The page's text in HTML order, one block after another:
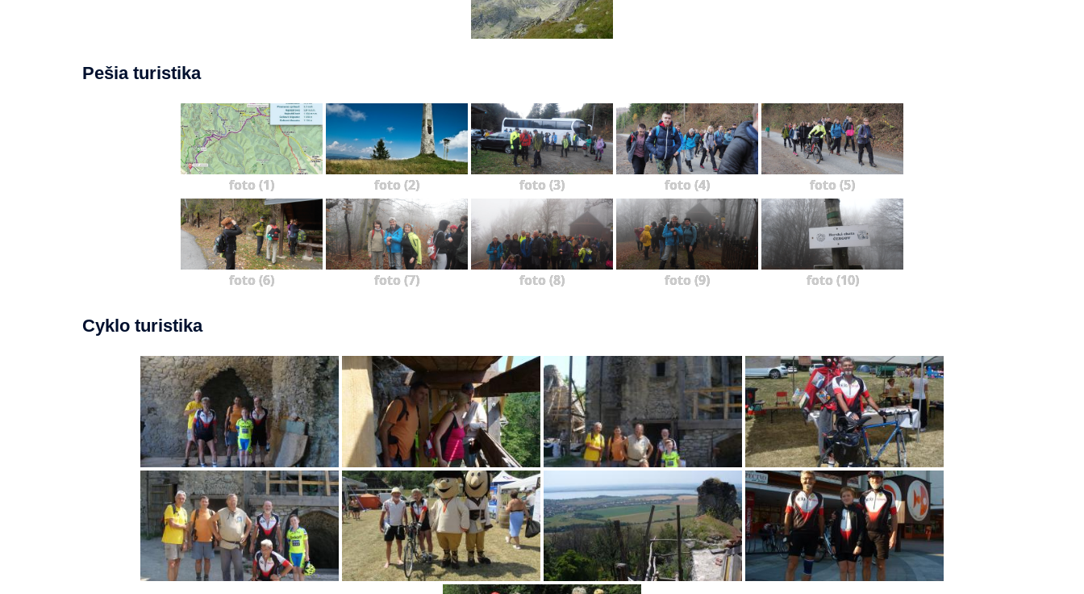
Pešia turistika
foto (1) foto (2) foto (3) foto (4) foto (5)
foto (6) foto (7) foto (8) foto (9) foto (10)
Cyklo turistika